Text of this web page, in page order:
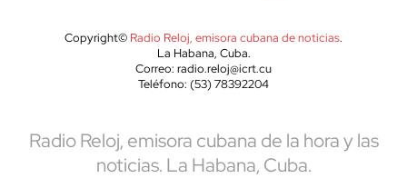
Copyright© Radio Reloj, emisora cubana de noticias.
La Habana, Cuba.
Correo: radio.reloj@icrt.cu
Teléfono: (53) 78392204
Radio Reloj, emisora cubana de la hora y las
noticias. La Habana, Cuba.